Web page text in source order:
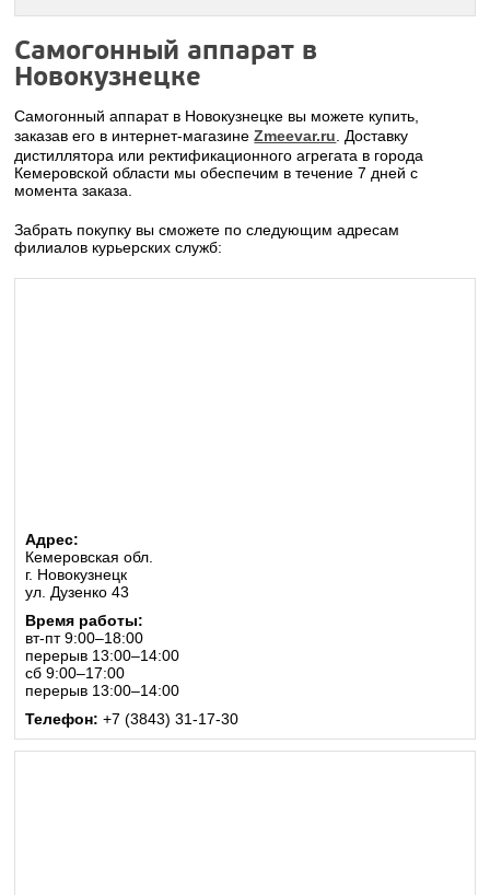
Самогонный аппарат в
Новокузнецке
Самогонный аппарат в Новокузнецке вы можете купить,
заказав его в интернет-магазинеZmeevar.ru . Доставку
дистиллятора или ректификационного агрегата в города
Кемеровской области мы обеспечим в течение 7 дней с
момента заказа.
Забрать покупку вы сможете по следующим адресам
филиалов курьерских служб:
Адрес:
Кемеровская обл.
г. Новокузнецк
ул. Дузенко 43
Время работы:
вт-пт 9:00–18:00
перерыв 13:00–14:00
сб 9:00–17:00
перерыв 13:00–14:00
Телефон: +7 (3843) 31-17-30